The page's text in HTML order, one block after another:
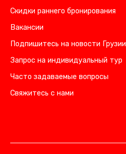
Скидки раннего бронирования
Вакансии
Подпишитесь на новости Грузии
Запрос на индивидуальный тур
Часто задаваемые вопросы
Свяжитесь с нами